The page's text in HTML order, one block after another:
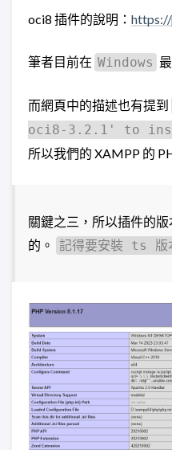
oci8 插件的說明：
筆者目前在 Windows
而網頁中的描述也有提到
oci8-3.2.1' to
所以我們的 XAMPP 的
關鍵之三，所以插件的
的。
記得要安裝 ts 版